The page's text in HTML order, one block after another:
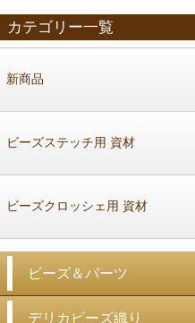
カテゴリー一覧
新商品
ビーズステッチ用 資材
ビーズクロッシェ用 資材
ビーズ＆パーツ
デリカビーズ織り